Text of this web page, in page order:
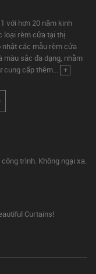
với hơn 20 năm kinh
loại rèm cửa tại thị
nhật các mẫu rèm cửa
màu sắc đa dạng, nhằm
cung cấp thêm... +
trình. Không ngại xa.
Curtains!